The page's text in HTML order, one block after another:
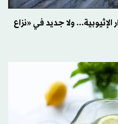
ولا جديد في «نزاع